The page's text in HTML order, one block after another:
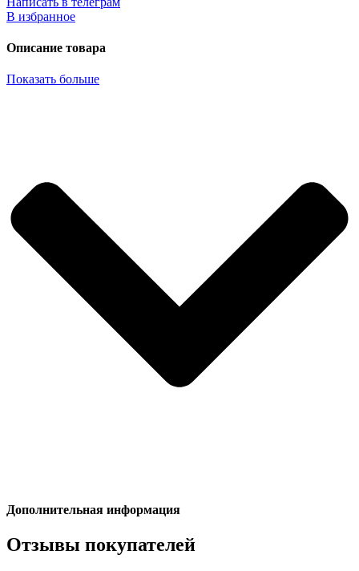
В избранное
Описание товара
Показать больше
Дополнительная информация
Отзывы покупателей